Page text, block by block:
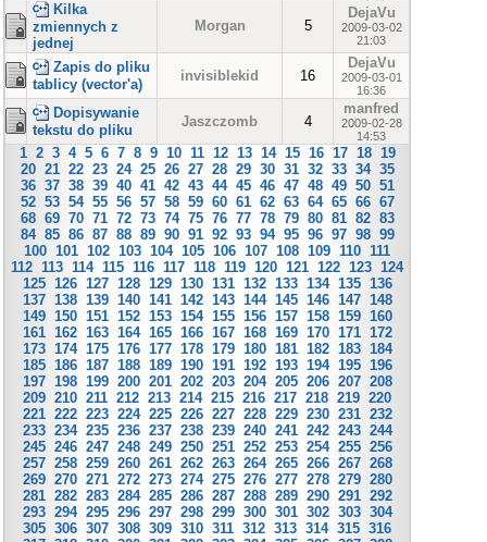
Kilka
zmiennych z
jednej
Morgan 5
DejaVu
2009-03-02
21:03
Zapis do pliku
tablicy (vector'a)
invisiblekid 16
DejaVu
2009-03-01
16:36
Dopisywanie
tekstu do pliku
Jaszczomb 4
manfred
2009-02-28
14:53
1 2 3 4 5 6 7 8 9 10 11 12 13 14 15 16 17 18 19
20 21 22 23 24 25 26 27 28 29 30 31 32 33 34 35
36 37 38 39 40 41 42 43 44 45 46 47 48 49 50 51
52 53 54 55 56 57 58 59 60 61 62 63 64 65 66 67
68 69 70 71 72 73 74 75 76 77 78 79 80 81 82 83
84 85 86 87 88 89 90 91 92 93 94 95 96 97 98 99
100 101 102 103 104 105 106 107 108 109 110 111
112 113 114 115 116 117 118 119 120 121 122 123 124
125 126 127 128 129 130 131 132 133 134 135 136
137 138 139 140 141 142 143 144 145 146 147 148
149 150 151 152 153 154 155 156 157 158 159 160
161 162 163 164 165 166 167 168 169 170 171 172
173 174 175 176 177 178 179 180 181 182 183 184
185 186 187 188 189 190 191 192 193 194 195 196
197 198 199 200 201 202 203 204 205 206 207 208
209 210 211 212 213 214 215 216 217 218 219 220
221 222 223 224 225 226 227 228 229 230 231 232
233 234 235 236 237 238 239 240 241 242 243 244
245 246 247 248 249 250 251 252 253 254 255 256
257 258 259 260 261 262 263 264 265 266 267 268
269 270 271 272 273 274 275 276 277 278 279 280
281 282 283 284 285 286 287 288 289 290 291 292
293 294 295 296 297 298 299 300 301 302 303 304
305 306 307 308 309 310 311 312 313 314 315 316